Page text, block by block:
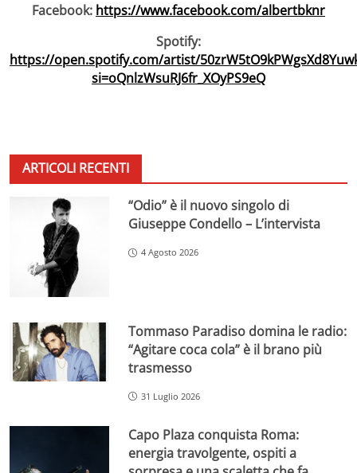
Facebook: https://www.facebook.com/albertbknr
Spotify:
https://open.spotify.com/artist/
si=oQnlzWsuRJ6fr_XOyPS9eQ
ARTICOLI RECENTI
“Odio” è il nuovo singolo di
Giuseppe Condello – L’intervista
4 Agosto 2026
Tommaso Paradiso domina le radio:
“Agitare coca cola” è il brano più
trasmesso
31 Luglio 2026
Capo Plaza conquista Roma:
energia travolgente, ospiti a